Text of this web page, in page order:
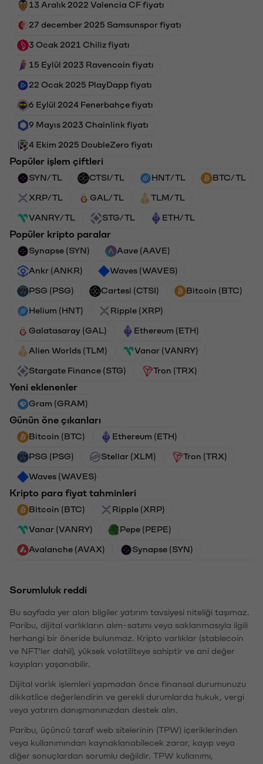
13 Aralık 2022 Valencia CF fiyatı
27 december 2025 Samsunspor fiyatı
3 Ocak 2021 Chiliz fiyatı
15 Eylül 2023 Ravencoin fiyatı
22 Ocak 2025 PlayDapp fiyatı
6 Eylül 2024 Fenerbahçe fiyatı
9 Mayıs 2023 Chainlink fiyatı
4 Ekim 2025 DoubleZero fiyatı
Popüler işlem çiftleri
SYN/TL CTSI/TL HNT/TL BTC/TL
XRP/TL GAL/TL TLM/TL
VANRY/TL STG/TL ETH/TL
Popüler kripto paralar
Synapse (SYN) Aave (AAVE)
Ankr (ANKR) Waves (WAVES)
PSG (PSG) Cartesi (CTSI) Bitcoin (BTC)
Helium (HNT) Ripple (XRP)
Galatasaray (GAL) Ethereum (ETH)
Alien Worlds (TLM) Vanar (VANRY)
Stargate Finance (STG) Tron (TRX)
Yeni eklenenler
Gram (GRAM)
Günün öne çıkanları
Bitcoin (BTC) Ethereum (ETH)
PSG (PSG) Stellar (XLM) Tron (TRX)
Waves (WAVES)
Kripto para fiyat tahminleri
Bitcoin (BTC) Ripple (XRP)
Vanar (VANRY) Pepe (PEPE)
Avalanche (AVAX) Synapse (SYN)
Sorumluluk reddi
Bu sayfada yer alan bilgiler yatırım tavsiyesi niteliği taşımaz.
Paribu, dijital varlıkların alım-satımı veya saklanmasıyla ilgili
herhangi bir öneride bulunmaz. Kripto varlıklar (stablecoin
ve NFT'ler dahil), yüksek volatiliteye sahiptir ve ani değer
kayıpları yaşanabilir.
Dijital varlık işlemleri yapmadan önce finansal durumunuzu
dikkatlice değerlendirin ve gerekli durumlarda hukuk, vergi
veya yatırım danışmanınızdan destek alın.
Paribu, üçüncü taraf web sitelerinin (TPW) içeriklerinden
veya kullanımından kaynaklanabilecek zarar, kayıp veya
diğer sonuçlardan sorumlu değildir. TPW kullanımı,